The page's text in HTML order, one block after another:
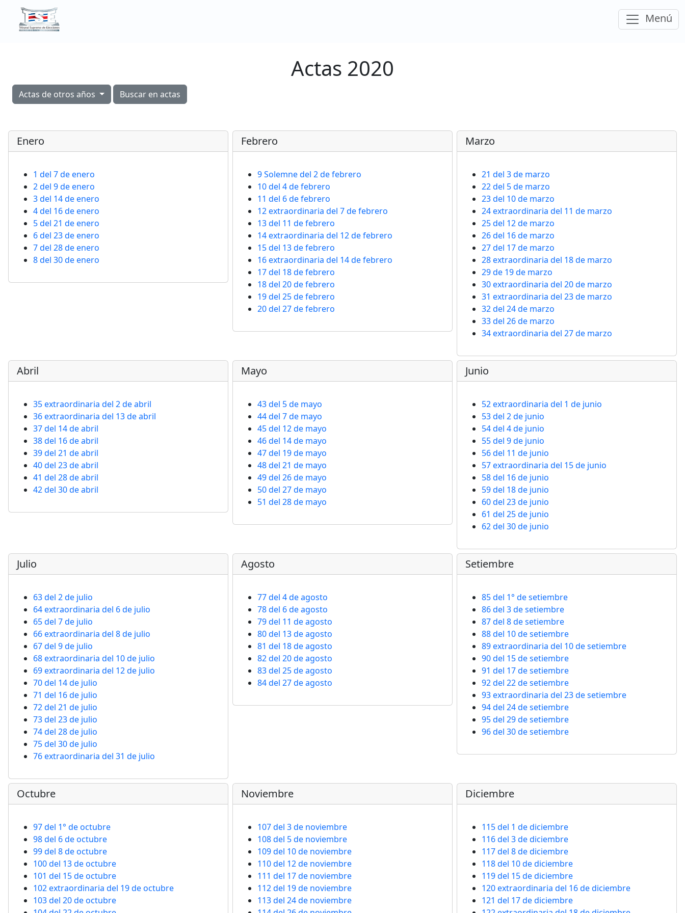
Ir a la página principal del Tribunal Supremo de Elecciones
el
Menú
Actas 2020
Actas de otros años Buscar en actas
Enero
1 del 7 de enero
2 del 9 de enero
3 del 14 de enero
4 del 16 de enero
5 del 21 de enero
6 del 23 de enero
7 del 28 de enero
8 del 30 de enero
Febrero
9 Solemne del 2 de febrero
10 del 4 de febrero
11 del 6 de febrero
12 extraordinaria del 7 de febrero
13 del 11 de febrero
14 extraordinaria del 12 de febrero
15 del 13 de febrero
16 extraordinaria del 14 de febrero
17 del 18 de febrero
18 del 20 de febrero
19 del 25 de febrero
20 del 27 de febrero
Marzo
21 del 3 de marzo
22 del 5 de marzo
23 del 10 de marzo
24 extraordinaria del 11 de marzo
25 del 12 de marzo
26 del 16 de marzo
27 del 17 de marzo
28 extraordinaria del 18 de marzo
29 de 19 de marzo
30 extraordinaria del 20 de marzo
31 extraordinaria del 23 de marzo
32 del 24 de marzo
33 del 26 de marzo
34 extraordinaria del 27 de marzo
Abril
35 extraordinaria del 2 de abril
36 extraordinaria del 13 de abril
37 del 14 de abril
38 del 16 de abril
39 del 21 de abril
40 del 23 de abril
41 del 28 de abril
42 del 30 de abril
Mayo
43 del 5 de mayo
44 del 7 de mayo
45 del 12 de mayo
46 del 14 de mayo
47 del 19 de mayo
48 del 21 de mayo
49 del 26 de mayo
50 del 27 de mayo
51 del 28 de mayo
Junio
52 extraordinaria del 1 de junio
53 del 2 de junio
54 del 4 de junio
55 del 9 de junio
56 del 11 de junio
57 extraordinaria del 15 de junio
58 del 16 de junio
59 del 18 de junio
60 del 23 de junio
61 del 25 de junio
62 del 30 de junio
Julio
63 del 2 de julio
64 extraordinaria del 6 de julio
65 del 7 de julio
66 extraordinaria del 8 de julio
67 del 9 de julio
68 extraordinaria del 10 de julio
69 extraordinaria del 12 de julio
70 del 14 de julio
71 del 16 de julio
72 del 21 de julio
73 del 23 de julio
74 del 28 de julio
75 del 30 de julio
76 extraordinaria del 31 de julio
Agosto
77 del 4 de agosto
78 del 6 de agosto
79 del 11 de agosto
80 del 13 de agosto
81 del 18 de agosto
82 del 20 de agosto
83 del 25 de agosto
84 del 27 de agosto
Setiembre
85 del 1° de setiembre
86 del 3 de setiembre
87 del 8 de setiembre
88 del 10 de setiembre
89 extraordinaria del 10 de setiembre
90 del 15 de setiembre
91 del 17 de setiembre
92 del 22 de setiembre
93 extraordinaria del 23 de setiembre
94 del 24 de setiembre
95 del 29 de setiembre
96 del 30 de setiembre
Octubre
97 del 1° de octubre
98 del 6 de octubre
99 del 8 de octubre
100 del 13 de octubre
101 del 15 de octubre
102 extraordinaria del 19 de octubre
103 del 20 de octubre
Noviembre
107 del 3 de noviembre
108 del 5 de noviembre
109 del 10 de noviembre
110 del 12 de noviembre
111 del 17 de noviembre
112 del 19 de noviembre
113 del 24 de noviembre
Diciembre
115 del 1 de diciembre
116 del 3 de diciembre
117 del 8 de diciembre
118 del 10 de diciembre
119 del 15 de diciembre
120 extraordinaria del 16 de diciembre
121 del 17 de diciembre